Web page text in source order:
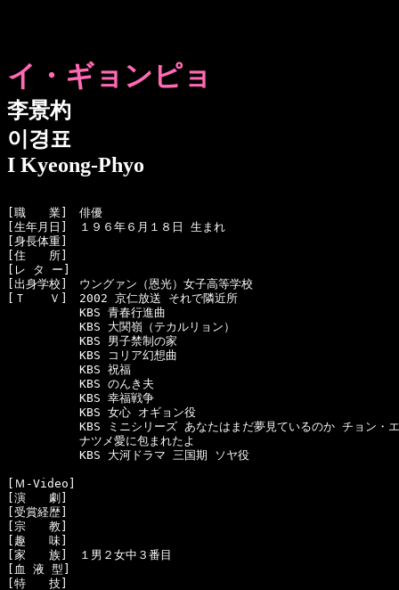
イ・ギョンピョ
李景杓
이경표
I Kyeong-Phyo
[職　　業]　俳優
[生年月日]　１９６年６月１８日 生まれ
[身長体重]
[住　　所]
[レ タ ー]
[出身学校]　ウングァン（恩光）女子高等学校
[Ｔ　　Ｖ]　2002 京仁放送 それで隣近所
  　　　　　KBS 青春行進曲
  　　　　　KBS 大関嶺（テカルリョン）
  　　　　　KBS 男子禁制の家
  　　　　　KBS コリア幻想曲
  　　　　　KBS 祝福
  　　　　　KBS のんき夫
  　　　　　KBS 幸福戦争
  　　　　　KBS 女心 オギョン役
　　　　　KBS ミニシリーズ あなたはまだ夢見ているのか チョン・
  　　　　　ナツメ愛に包まれたよ
  　　　　　KBS 大河ドラマ 三国期 ソヤ役
[Ｍ-Video]
[演　　劇]
[受賞経歴]
[宗　　教]
[趣　　味]
[家　　族]　１男２女中３番目
[血 液 型]
[特　　技]